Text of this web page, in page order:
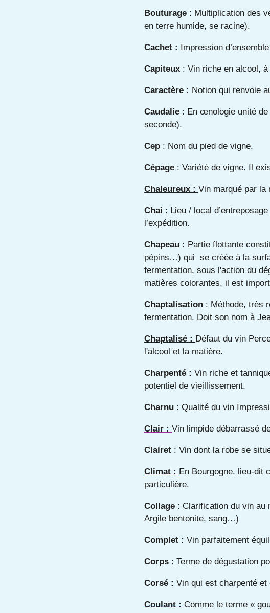
Bouturage : Multiplication des
en terre humide, se racine).
Cachet : Impression
Capiteux : Vin riche en alcool,
Caractère : Notion qui renvoie
Caudalie : En œnologie unité de
seconde).
Cep : Nom du pied de vigne.
Cépage : Variété de vigne. Il
Chaleureux : Vin marqué par la
Chai : Lieu / local
l’expédition.
Chapeau : Partie flottante
pépins…) qui se créée à la
fermentation, sous l'action du
matières colorantes, il est
Chaptalisation : Méthode, très
fermentation. Doit son nom à
Chaptalisé : Défaut du vin
l'alcool et la matière.
Charpenté : Vin riche et
potentiel de vieillissement.
Charnu : Qualité du vin
Clair : Vin limpide débarrassé
Clairet : Vin dont la robe se
Climat : En Bourgogne, lieu-dit
particulière.
Collage : Clarification du vin au
Argile bentonite, sang…)
Complet : Vin parfaitement
Corps : Terme de dégustation
Corsé : Vin qui est charpenté et
Coulant : Comme le terme «